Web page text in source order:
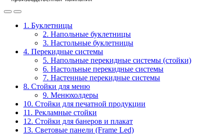
1. Буклетницы
2. Напольные буклетницы
3. Настольные буклетницы
4. Перекидные системы
5. Напольные перекидные системы (стойки)
6. Настольные перекидные системы
7. Настенные перекидные системы
8. Стойки для меню
9. Менюхолдеры
10. Стойки для печатной продукции
11. Рекламные стойки
12. Стойки для банеров и плакат
13. Световые панели (Frame Led)